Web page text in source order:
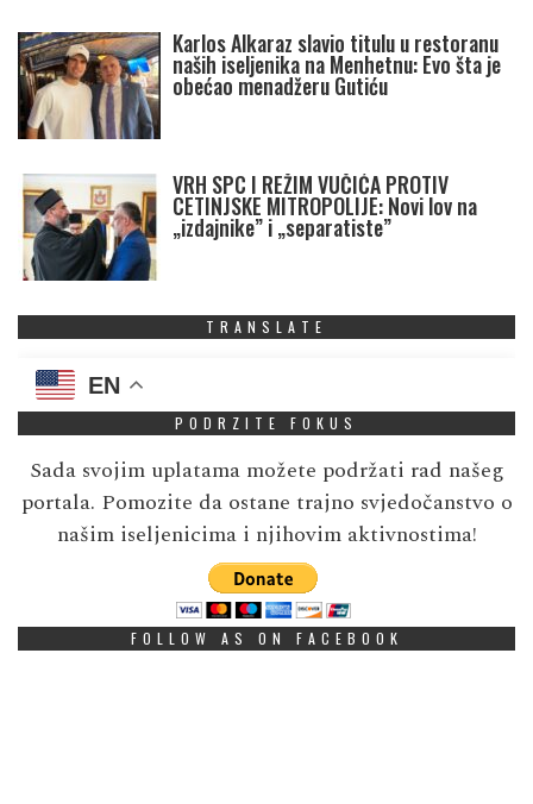
Karlos Alkaraz slavio titulu u restoranu
naših iseljenika na Menhetnu: Evo šta je
obećao menadžeru Gutiću
VRH SPC I REŽIM VUČIĆA PROTIV
CETINJSKE MITROPOLIJE: Novi lov na
„izdajnike” i „separatiste”
TRANSLATE
EN
PODRZITE FOKUS
Sada svojim uplatama možete podržati rad našeg
portala. Pomozite da ostane trajno svjedočanstvo o
našim iseljenicima i njihovim aktivnostima!
FOLLOW AS ON FACEBOOK